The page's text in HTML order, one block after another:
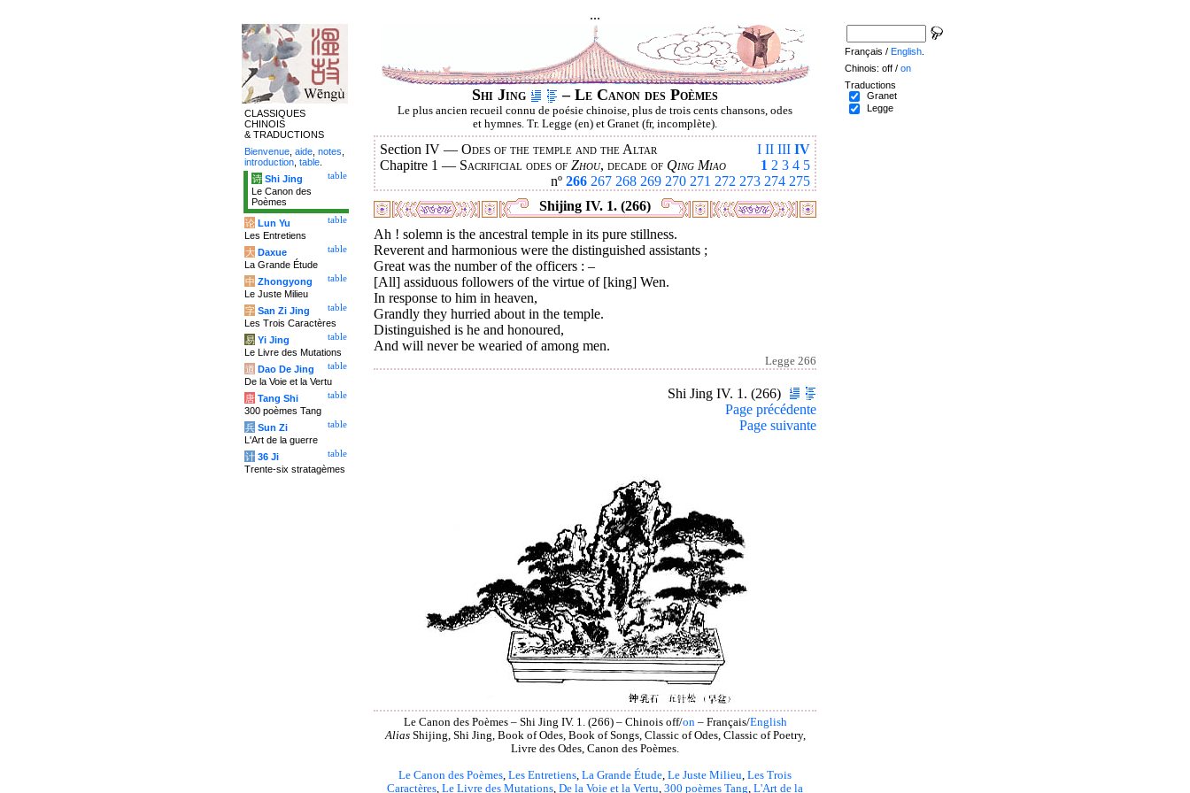
...
Shi Jing – Le Canon des Poèmes
Le plus ancien recueil connu de poésie chinoise, plus de trois cents chansons, odes
et hymnes. Tr. Legge (en) et Granet (fr, incomplète).
I II III IV
Section IV — Odes of the temple and the Altar
1 2 3 4 5
Chapitre 1 — Sacrificial odes of Zhou, decade of Qing Miao
nº 266 267 268 269 270 271 272 273 274 275
Shijing IV. 1. (266)
Ah ! solemn is the ancestral temple in its pure stillness.
Reverent and harmonious were the distinguished assistants ;
Great was the number of the officers : –
[All] assiduous followers of the virtue of [king] Wen.
In response to him in heaven,
Grandly they hurried about in the temple.
Distinguished is he and honoured,
And will never be wearied of among men.
Legge 266
Shi Jing IV. 1. (266)
Page précédente
Page suivante
Le Canon des Poèmes – Shi Jing IV. 1. (266) – Chinois off/on– Français/English
AliasShijing, Shi Jing, Book of Odes, Book of Songs, Classic of Odes, Classic of Poetry,
Livre des Odes, Canon des Poèmes.
Le Canon des Poèmes, Les Entretiens, La Grande Étude, Le Juste Milieu, Les Trois
Caractères, Le Livre des Mutations, De la Voie et la Vertu, 300 poèmes Tang, L'Art de la
CLASSIQUES
CHINOIS
& TRADUCTIONS
Bienvenue aide notes
introduction table
table
诗 Shi Jing
Le Canon des
Poèmes
table
论 Lun Yu
Les Entretiens
table
大 Daxue
La Grande Étude
table
中 Zhongyong
Le Juste Milieu
table
字 San Zi Jing
Les Trois Caractères
table
易 Yi Jing
Le Livre des Mutations
table
道 Dao De Jing
De la Voie et la Vertu
table
唐 Tang Shi
300 poèmes Tang
table
兵 Sun Zi
L'Art de la guerre
table
计 36 Ji
Trente-six stratagèmes
Français / English
Chinois: off / on
Traductions
Granet
Legge